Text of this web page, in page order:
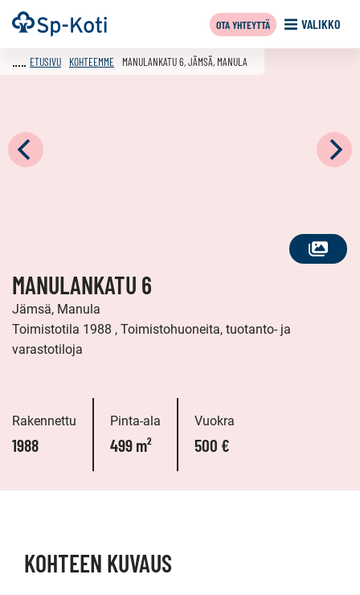
Siirry
sisältöön
Etusivu VALIKKO
OTA YHTEYTTÄ
KATSO
ETUSIVU KOHTEEMME MANULANKATU 6, JÄMSÄ, MANULA
MANULANKATU 6
Jämsä, Manula
Toimistotila 1988 , Toimistohuoneita, tuotanto- ja
varastotiloja
Rakennettu
1988
Pinta-ala
499 m²
Vuokra
500 €
KOHTEEN KUVAUS